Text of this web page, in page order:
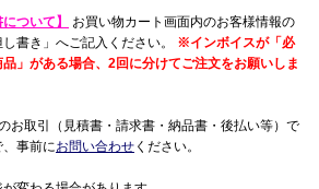
ついて】
お買い物カート画面内のお客様情報の
書き」へご記入ください。 ※インボイスが「必
」がある場合、2回に分けてご注文をお願いしま
お取引（見積書・請求書・納品書・後払い等）で
事前にお問い合わせ ください。